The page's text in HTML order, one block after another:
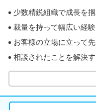
少数精鋭組織で成長を
裁量を持って幅広い経
お客様の立場に立って
相談されたことを解決